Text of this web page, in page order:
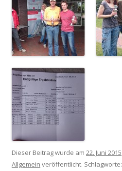
Dieser Beitrag wurde am 22. Juni 2015
Allgemein veröffentlicht. Schlagworte: